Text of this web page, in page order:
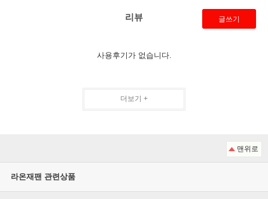
리뷰 글쓰기
사용후기가 없습니다.
더보기 +
맨위로
라온재팬 관련상품